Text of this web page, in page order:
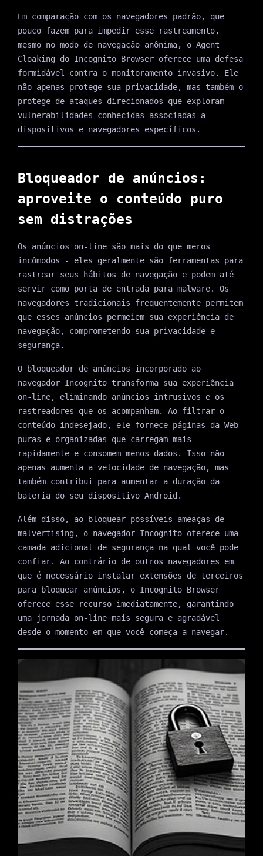
Em comparação com os navegadores padrão, que
pouco fazem para impedir esse rastreamento,
mesmo no modo de navegação anônima, o Agent
Cloaking do Incognito Browser oferece uma defesa
formidável contra o monitoramento invasivo. Ele
não apenas protege sua privacidade, mas também o
protege de ataques direcionados que exploram
vulnerabilidades conhecidas associadas a
dispositivos e navegadores específicos.
Bloqueador de anúncios:
aproveite o conteúdo puro
sem distrações
Os anúncios on-line são mais do que meros
incômodos - eles geralmente são ferramentas para
rastrear seus hábitos de navegação e podem até
servir como porta de entrada para malware. Os
navegadores tradicionais frequentemente permitem
que esses anúncios permeiem sua experiência de
navegação, comprometendo sua privacidade e
segurança.
O bloqueador de anúncios incorporado ao
navegador Incognito transforma sua experiência
on-line, eliminando anúncios intrusivos e os
rastreadores que os acompanham. Ao filtrar o
conteúdo indesejado, ele fornece páginas da Web
puras e organizadas que carregam mais
rapidamente e consomem menos dados. Isso não
apenas aumenta a velocidade de navegação, mas
também contribui para aumentar a duração da
bateria do seu dispositivo Android.
Além disso, ao bloquear possíveis ameaças de
malvertising, o navegador Incognito oferece uma
camada adicional de segurança na qual você pode
confiar. Ao contrário de outros navegadores em
que é necessário instalar extensões de terceiros
para bloquear anúncios, o Incognito Browser
oferece esse recurso imediatamente, garantindo
uma jornada on-line mais segura e agradável
desde o momento em que você começa a navegar.